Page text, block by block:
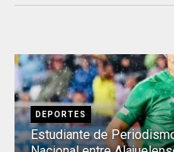
DEPORTES
Estudiante de